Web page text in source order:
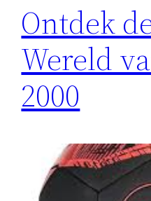
Ontdek
Wereld
2000